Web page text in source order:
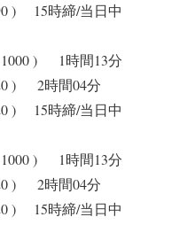
) 15時締/当日中
1000 ) 1時間13分
) 2時間04分
) 15時締/当日中
1000 ) 1時間13分
) 2時間04分
) 15時締/当日中